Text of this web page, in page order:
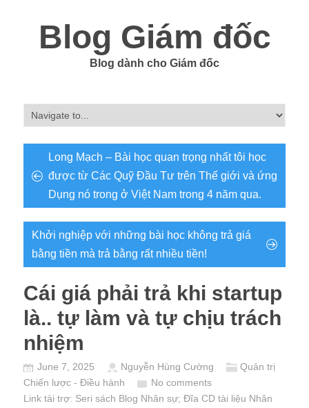
Blog Giám đốc
Blog dành cho Giám đốc
Long Mạch – Bài học quan trọng nhất tôi học
được từ Các Quỹ Đầu Tư trên Thế giới và ứng
Dụng nó trong ở Việt Nam trong 4 năm qua.
Khởi nghiệp với những bài học không trả giá
bằng tiền mà trả bằng rất nhiều tiền!
Cái giá phải trả khi startup
là.. tự làm và tự chịu trách
nhiệm
June 7, 2025 Nguyễn Hùng Cường
Quản trị
Chiến lược - Điều hành
No comments
Link tài trợ: Seri sách Blog Nhân sự; Đĩa CD tài liệu Nhân